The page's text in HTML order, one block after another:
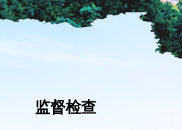
监督检查